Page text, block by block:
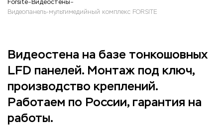
Forsite Видеостены
Видеопанель-мультимедийный комплекс FORSITE
Видеостена на базе тонкошовных
LFD панелей. Монтаж под ключ,
производство креплений.
Работаем по России, гарантия на
работы.